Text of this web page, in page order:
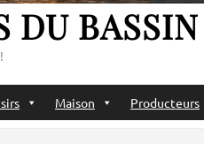
DU BASSIN
Maison Producteurs